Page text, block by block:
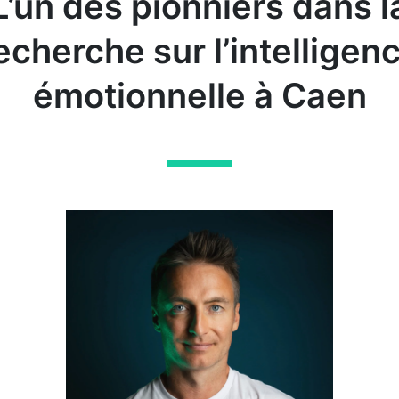
sur
émotionnelle à Caen